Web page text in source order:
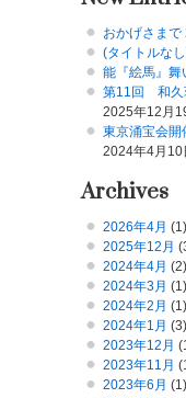
おかげさまで
(タイトルな
能『絵馬』舞
第11回 和久
2025年12月
東京涌宝会開
2024年4月10
Archives
2026年4月 (1)
2025年12月
2024年4月 (2)
2024年3月 (1)
2024年2月 (1)
2024年1月 (3)
2023年12月
2023年11月
2023年6月 (1)